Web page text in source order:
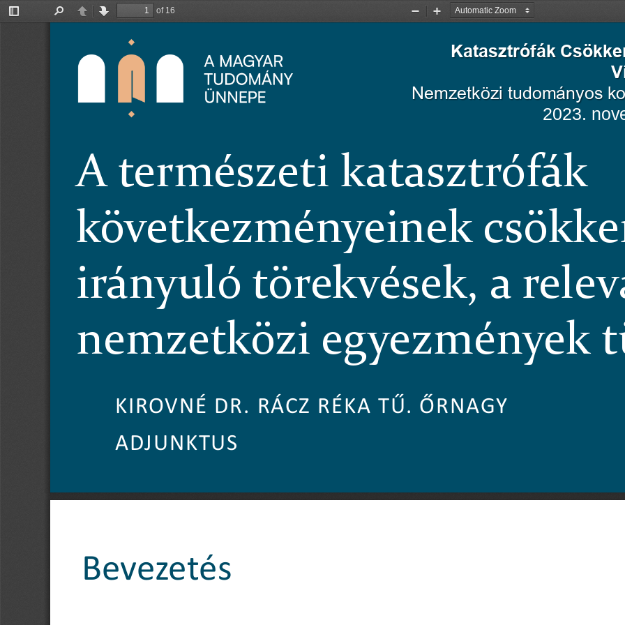
Toggle
PreviousNext
of 16
Zoom
Zoom
A természeti katasztrófák
következményeinek
irányuló törekvések, a
nemzetközi egyezmények
KIROVNÉ DR. RÁCZ RÉKA TŰ. ŐRNAGY
ADJUNKTUS
Katasztrófák
Nemzetközi tudományos
2023.
Bevezetés